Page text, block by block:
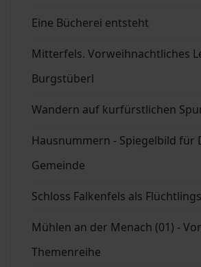
Eine Bücherei entsteht
Mitterfels. Vorweihnachtliches
Burgstüberl
Wandern auf kurfürstlichen
Hausnummern - Spiegelbild für
Gemeinde
Schloss Falkenfels als
Mühlen an der Menach (01) -
Themenreihe